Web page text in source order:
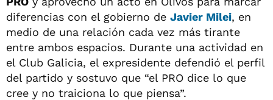
diferencias con el gobierno de Javier Milei, en
medio de una relación cada vez más tirante
entre ambos espacios. Durante una actividad en
el Club Galicia, el expresidente defendió el perfil
del partido y sostuvo que “el PRO dice lo que
cree y no traiciona lo que piensa”.